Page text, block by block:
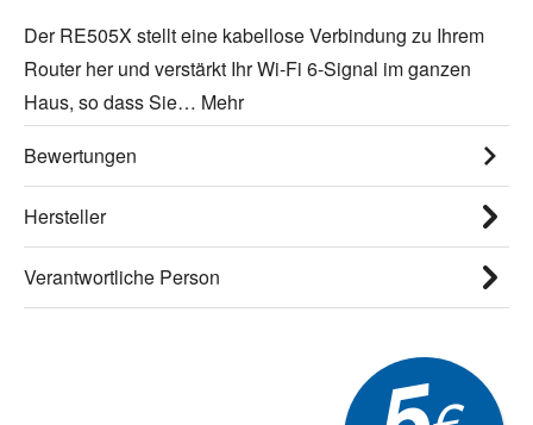
Der RE505X stellt eine kabellose Verbindung zu Ihrem
Router her und verstärkt Ihr Wi-Fi 6-Signal im ganzen
Haus, so dass Sie… Mehr
Bewertungen
Hersteller
Verantwortliche Person